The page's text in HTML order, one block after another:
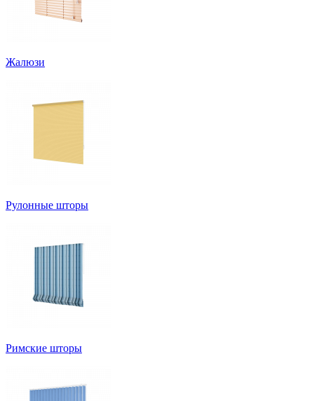
Жалюзи
Рулонные шторы
Римские шторы